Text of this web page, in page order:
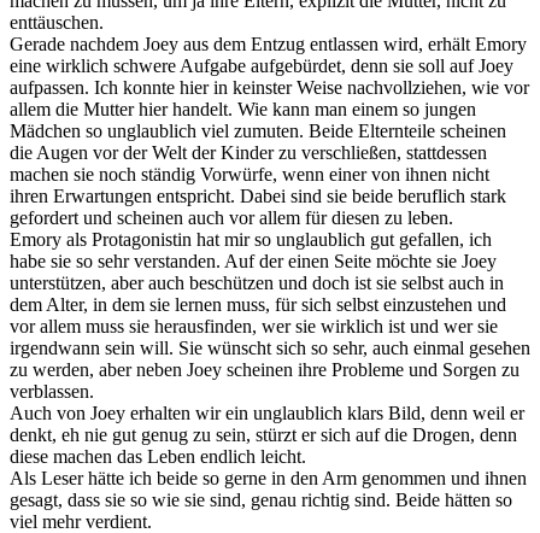
enttäuschen.
Gerade nachdem Joey aus dem Entzug entlassen wird, erhält Emory
eine wirklich schwere Aufgabe aufgebürdet, denn sie soll auf Joey
aufpassen. Ich konnte hier in keinster Weise nachvollziehen, wie vor
allem die Mutter hier handelt. Wie kann man einem so jungen
Mädchen so unglaublich viel zumuten. Beide Elternteile scheinen
die Augen vor der Welt der Kinder zu verschließen, stattdessen
machen sie noch ständig Vorwürfe, wenn einer von ihnen nicht
ihren Erwartungen entspricht. Dabei sind sie beide beruflich stark
gefordert und scheinen auch vor allem für diesen zu leben.
Emory als Protagonistin hat mir so unglaublich gut gefallen, ich
habe sie so sehr verstanden. Auf der einen Seite möchte sie Joey
unterstützen, aber auch beschützen und doch ist sie selbst auch in
dem Alter, in dem sie lernen muss, für sich selbst einzustehen und
vor allem muss sie herausfinden, wer sie wirklich ist und wer sie
irgendwann sein will. Sie wünscht sich so sehr, auch einmal gesehen
zu werden, aber neben Joey scheinen ihre Probleme und Sorgen zu
verblassen.
Auch von Joey erhalten wir ein unglaublich klars Bild, denn weil er
denkt, eh nie gut genug zu sein, stürzt er sich auf die Drogen, denn
diese machen das Leben endlich leicht.
Als Leser hätte ich beide so gerne in den Arm genommen und ihnen
gesagt, dass sie so wie sie sind, genau richtig sind. Beide hätten so
viel mehr verdient.